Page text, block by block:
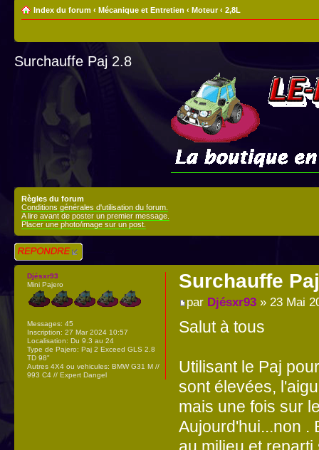
Index du forum ‹ Mécanique et Entretien ‹ Moteur ‹ 2,8L
Surchauffe Paj 2.8
Règles du forum
Conditions générales d'utilisation du forum.
A lire avant de poster un premier message.
Placer une photo/image sur un post.
Répondre
Surchauffe
par Djésxr93» 23 Mai
Salut à tous
Utilisant le Paj
sont élevées,
mais une fois sur
Aujourd'hui...non .
au milieu et
Djésxr93
Mini Pajero
Messages: 45
Inscription: 27 Mar 2024 10:57
Localisation: Du 9.3 au 24
Type de Pajero: Paj 2 Exceed GLS 2.8
TD 98"
Autres 4X4 ou vehicules: BMW G31 M //
993 C4 // Expert Dangel